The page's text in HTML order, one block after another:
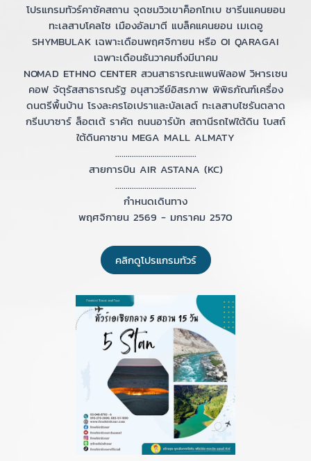
โปรแกรมทัวร์คาซัคสถาน จุดชมวิวเขาค็อกโทเบ ชารีนแคนยอน
ทะเลสาบโคลไซ เมืองอัลมาตี แบล็คแคนยอน เมเดอู
SHYMBULAK เฉพาะเดือนพฤศจิกายน หรือ OI QARAGAI
เฉพาะเดือนธันวาคมถึงมีนาคม
NOMAD ETHNO CENTER สวนสาธารณะแพนฟิลอฟ วิหารเซน
คอฟ จัตุรัสสาธารณรัฐ อนุสาวรีย์อิสรภาพ พิพิธภัณฑ์เครื่อง
ดนตรีพื้นบ้าน โรงละครโอเปราและบัลเลต์ ทะเลสาบไซรันตลาด
กรีนบาซาร์ ล็อตเต้ ราคัต ถนนอาร์บัท สถานีรถไฟใต้ดิน โบสถ์
ใต้ดินคาซาน MEGA MALL ALMATY
.......................................
สายการบิน AIR ASTANA (KC)
.......................................
กำหนดเดินทาง
พฤศจิกายน 2569 - มกราคม 2570
คลิกดูโปรแกรมทัวร์